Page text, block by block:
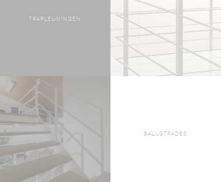
TRAPLEUNINGEN
BALUSTRADES